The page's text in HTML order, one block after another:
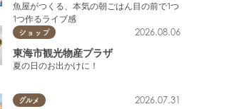
魚屋がつくる、本気の朝ごはん目の前で1つ
1つ作るライブ感
ショップ 2026.08.06
東海市観光物産プラザ
夏の日のお出かけに！
グルメ 2026.07.31